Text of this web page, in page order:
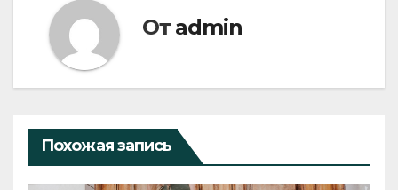
От admin
Похожая запись